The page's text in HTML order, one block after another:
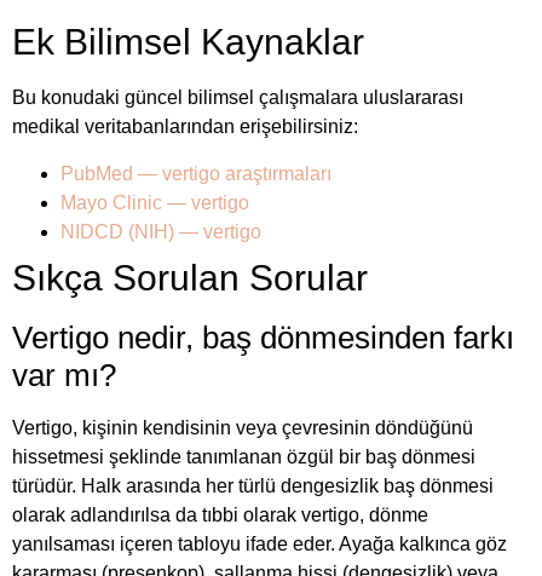
Ek Bilimsel Kaynaklar
Bu konudaki güncel bilimsel çalışmalara uluslararası
medikal veritabanlarından erişebilirsiniz:
PubMed — vertigo araştırmaları
Mayo Clinic — vertigo
NIDCD (NIH) — vertigo
Sıkça Sorulan Sorular
Vertigo nedir, baş dönmesinden farkı
var mı?
Vertigo, kişinin kendisinin veya çevresinin döndüğünü
hissetmesi şeklinde tanımlanan özgül bir baş dönmesi
türüdür. Halk arasında her türlü dengesizlik baş dönmesi
olarak adlandırılsa da tıbbi olarak vertigo, dönme
yanılsaması içeren tabloyu ifade eder. Ayağa kalkınca göz